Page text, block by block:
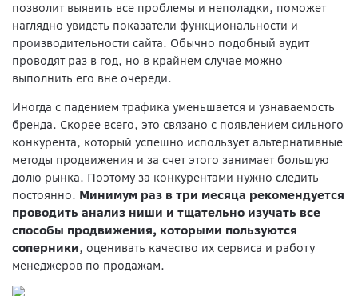
позволит выявить все проблемы и неполадки, поможет
наглядно увидеть показатели функциональности и
производительности сайта. Обычно подобный аудит
проводят раз в год, но в крайнем случае можно
выполнить его вне очереди.
Иногда с падением трафика уменьшается и узнаваемость
бренда. Скорее всего, это связано с появлением сильного
конкурента, который успешно использует альтернативные
методы продвижения и за счет этого занимает большую
долю рынка. Поэтому за конкурентами нужно следить
постоянно. Минимум раз в три месяца рекомендуется
проводить анализ ниши и тщательно изучать все
способы продвижения, которыми пользуются
соперники, оценивать качество их сервиса и работу
менеджеров по продажам.